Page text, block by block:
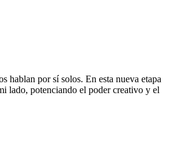
hablan por sí solos. En esta nueva etapa
lado, potenciando el poder creativo y el